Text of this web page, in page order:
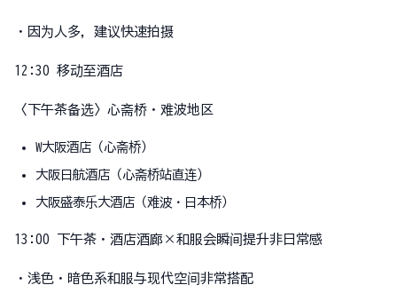
・因为人多，建议快速拍摄
12:30 移动至酒店
〈下午茶备选〉心斋桥・难波地区
W大阪酒店（心斋桥）
大阪日航酒店（心斋桥站直连）
大阪盛泰乐大酒店（难波・日本桥）
13:00 下午茶・酒店酒廊×和服会瞬间提升非日常感
・浅色・暗色系和服与现代空间非常搭配